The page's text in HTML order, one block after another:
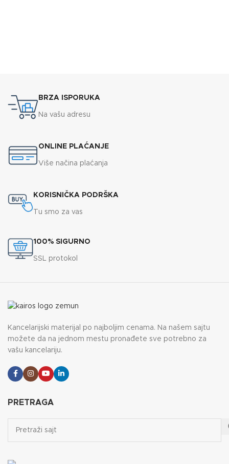
BRZA ISPORUKA
Na vašu adresu
ONLINE PLAĆANJE
Više načina plaćanja
KORISNIČKA PODRŠKA
Tu smo za vas
100% SIGURNO
SSL protokol
Kancelarijski materijal po najboljim cenama. Na našem sajtu
možete da na jednom mestu pronađete sve potrebno za
vašu kancelariju.
PRETRAGA